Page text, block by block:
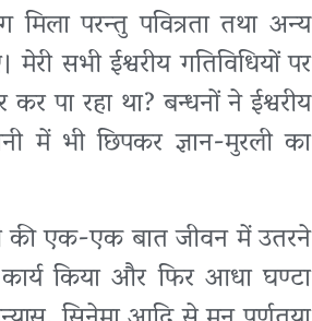
परन्तु पवित्रता तथा अन्य
सभी ईश्वरीय गतिविधियों पर
पा रहा था? बन्धनों ने ईश्वरीय
में भी छिपकर ज्ञान-मुरली का
की एक-एक बात जीवन में उतरने
किया और फिर आधा घण्टा